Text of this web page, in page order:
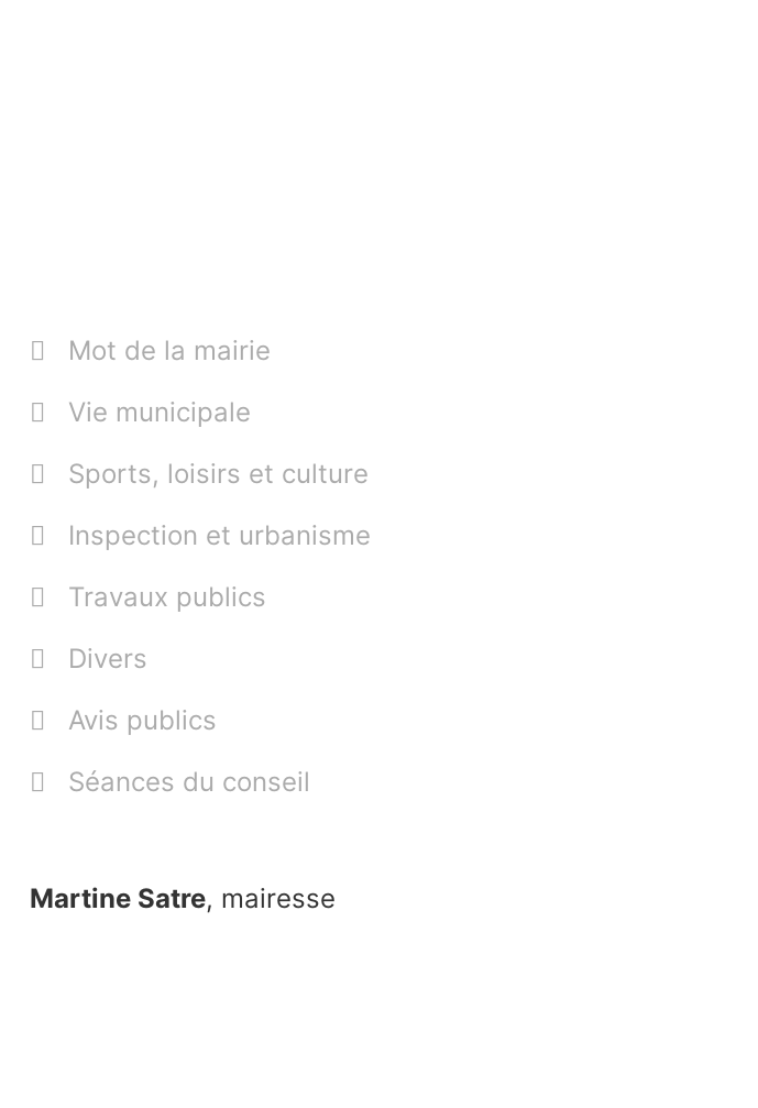
Mot de la mairie
Vie municipale
Sports, loisirs et culture
Inspection et urbanisme
Travaux publics
Divers
Avis publics
Séances du conseil
Martine Satre, mairesse